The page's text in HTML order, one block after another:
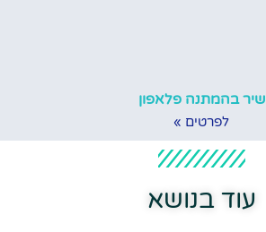
שיר בהמתנה פלאפון
לפרטים »
עוד בנושא